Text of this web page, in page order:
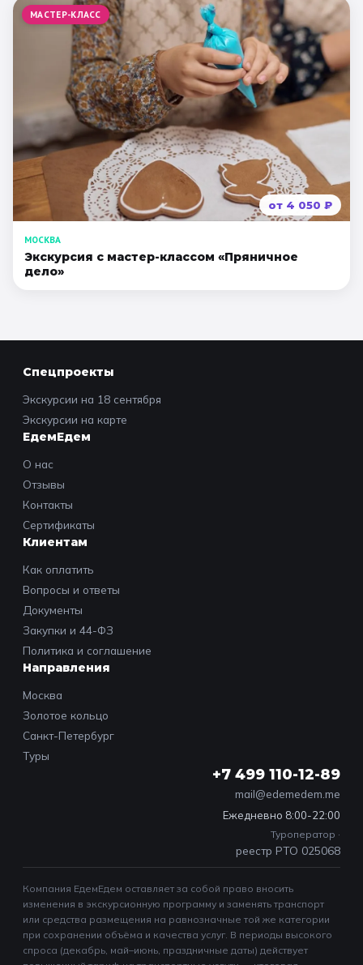
МАСТЕР-КЛАСС
от 4 050 ₽
МОСКВА
Экскурсия с мастер-классом «Пряничное
дело»
Спецпроекты
Экскурсии на 18 сентября
Экскурсии на карте
ЕдемЕдем
О нас
Отзывы
Контакты
Сертификаты
Клиентам
Как оплатить
Вопросы и ответы
Документы
Закупки и 44-ФЗ
Политика и соглашение
Направления
Москва
Золотое кольцо
Санкт-Петербург
Туры
+7 499 110-12-89
mail@edemedem.me
Ежедневно 8:00-22:00
Туроператор ·
реестр РТО 025068
Компания ЕдемЕдем оставляет за собой право вносить
изменения в экскурсионную программу и заменять транспорт
или средства размещения на равнозначные той же категории
при сохранении объёма и качества услуг. В периоды высокого
спроса (декабрь, май–июнь, праздничные даты) действует